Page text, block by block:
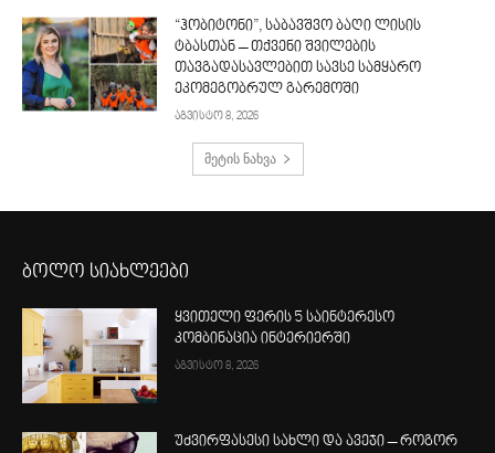
“ჰობიტონი”, საბავშვო ბაღი ლისის
ტბასთან – თქვენი შვილების
თავგადასავლებით სავსე სამყარო
ეკომეგობრულ გარემოში
აგვისტო 8, 2026
მეტის ნახვა
ბოლო სიახლეები
ყვითელი ფერის 5 საინტერესო
კომბინაცია ინტერიერში
აგვისტო 8, 2026
უძვირფასესი სახლი და ავეჯი – როგორ